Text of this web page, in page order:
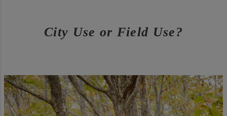
City Use or Field Use?